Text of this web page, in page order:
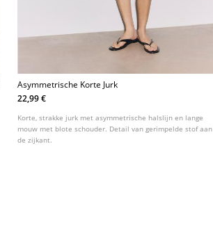
Asymmetrische Korte Jurk
22,99 €
Korte, strakke jurk met asymmetrische halslijn en lange
mouw met blote schouder. Detail van gerimpelde stof aan
de zijkant.